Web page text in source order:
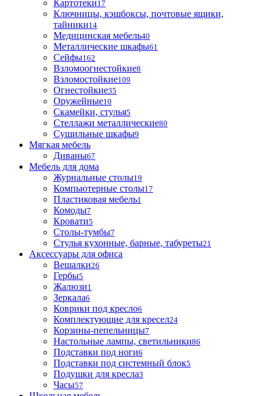
Картотеки17
Ключницы, кэшбоксы, почтовые ящики,
тайники14
Медицинская мебель40
Металлические шкафы61
Сейфы162
Взломоогнестойкие8
Взломостойкие109
Огнестойкие35
Оружейные10
Скамейки, стулья5
Стеллажи металлические80
Сушильные шкафы9
Мягкая мебель
Диваны67
Мебель для дома
Журнальные столы19
Компьютерные столы17
Пластиковая мебель1
Комоды7
Кровати5
Столы-тумбы7
Стулья кухонные, барные, табуреты21
Аксессуары для офиса
Вешалки26
Гербы5
Жалюзи1
Зеркала6
Коврики под кресло6
Комплектующие для кресел24
Корзины-пепельницы7
Настольные лампы, светильники86
Подставки под ноги6
Подставки под системный блок5
Подушки для кресла3
Часы57